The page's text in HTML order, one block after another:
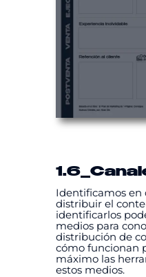
1.6
Identificamos en
distribuir el
identificarlos
medios para
distribución de
cómo funcionan
máximo las
estos medios.